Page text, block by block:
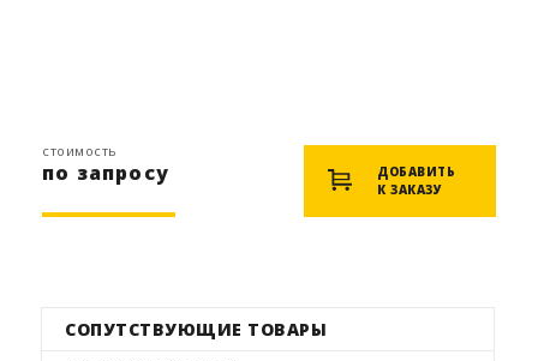
стоимость
по запросу
ДОБАВИТЬ
К ЗАКАЗУ
СОПУТСТВУЮЩИЕ ТОВАРЫ